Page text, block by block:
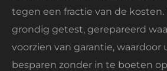
tegen een fractie van de kosten.
grondig getest, gerepareerd
voorzien van garantie, waardoor
besparen zonder in te boeten